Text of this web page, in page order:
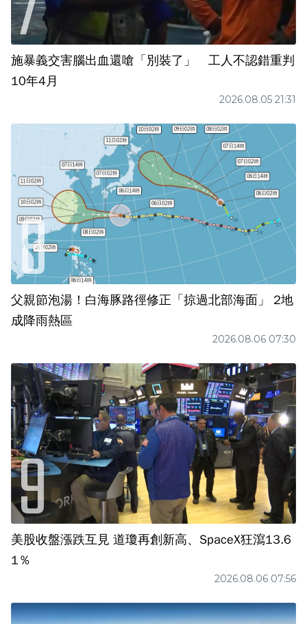
施暴義交害腦出血還嗆「別裝了」 工人不認錯重判
10年4月
2026.08.05 21:31
父親節泡湯！白海豚路徑修正「掠過北部海面」 2地
成降雨熱區
2026.08.06 07:30
美股收盤漲跌互見 道瓊再創新高、SpaceX狂瀉13.6
1％
2026.08.06 07:56